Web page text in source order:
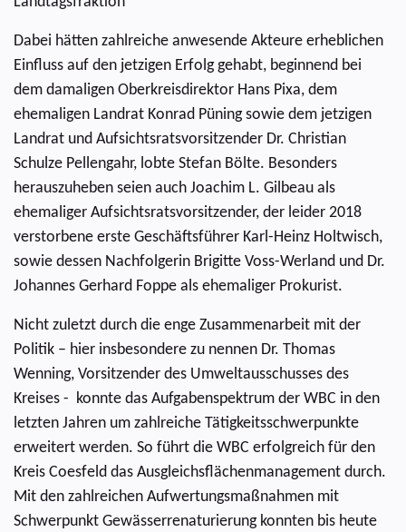
Dabei hätten zahlreiche anwesende Akteure erheblichen
Einfluss auf den jetzigen Erfolg gehabt, beginnend bei
dem damaligen Oberkreisdirektor Hans Pixa, dem
ehemaligen Landrat Konrad Püning sowie dem jetzigen
Landrat und Aufsichtsratsvorsitzender Dr. Christian
Schulze Pellengahr, lobte Stefan Bölte. Besonders
herauszuheben seien auch Joachim L. Gilbeau als
ehemaliger Aufsichtsratsvorsitzender, der leider 2018
verstorbene erste Geschäftsführer Karl-Heinz Holtwisch,
sowie dessen Nachfolgerin Brigitte Voss-Werland und Dr.
Johannes Gerhard Foppe als ehemaliger Prokurist.
Nicht zuletzt durch die enge Zusammenarbeit mit der
Politik – hier insbesondere zu nennen Dr. Thomas
Wenning, Vorsitzender des Umweltausschusses des
Kreises - konnte das Aufgabenspektrum der WBC in den
letzten Jahren um zahlreiche Tätigkeitsschwerpunkte
erweitert werden. So führt die WBC erfolgreich für den
Kreis Coesfeld das Ausgleichsflächenmanagement durch.
Mit den zahlreichen Aufwertungsmaßnahmen mit
Schwerpunkt Gewässerrenaturierung konnten bis heute